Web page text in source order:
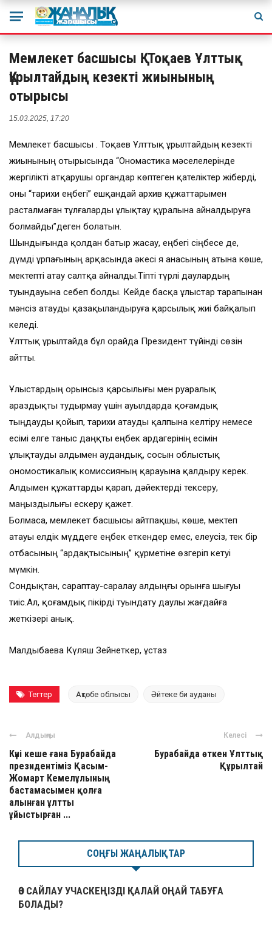
Мемлекет басшысы Қ. Тоқаев Ұлттық
Құрылтайдың кезекті жиынының
отырысы
15.03.2025, 17:20
Мемлекет басшысы Қ. Тоқаев Ұлттық Құрылтайдың кезекті
жиынының отырысында “Ономастика мәселелерінде
жергілікті атқарушы органдар көптеген қателіктер жіберді,
оны “тарихи еңбегі” ешқандай архив құжаттарымен
расталмаған тұлғаларды ұлықтау құралына айналдыруға
болмайды”деген болатын.
Шындығында қолдан батыр жасау, еңбегі сіңбесе де,
дүмді ұрпағының арқасында әкесі я анасының атына көше,
мектепті атау салтқа айналды.Тіпті түрлі даулардың
туындауына себеп болды. Кейде басқа ұлыстар тарапынан
мәнсіз атауды қазақыландыруға қарсылық жиі байқалып
келеді.
Ұлттық Құрылтайда бұл орайда Президент түйінді сөзін
айтты.
Ұлыстардың орынсыз қарсылығы мен руаралық
араздықты тудырмау үшін ауылдарда қоғамдық
тыңдауды қойып, тарихи атауды қалпына келтіру немесе
есімі елге таныс даңқты еңбек ардагерінің есімін
ұлықтауды алдымен аудандық, сосын облыстық
ономостикалық комиссияның қарауына қалдыру керек.
Алдымен құжаттарды қарап, дәйектерді тексеру,
маңыздылығы ескеру қажет.
Болмаса, мемлекет басшысы айтпақшы, көше, мектеп
атауы елдік мүддеге еңбек еткендер емес, елеусіз, тек бір
отбасының “ардақтысының” құрметіне өзгеріп кетуі
мүмкін.
Сондықтан, сараптау-саралау алдыңғы орынға шығуы
тиіс.Ал, қоғамдық пікірді туындату даулы жағдайға
жеткізері анық.
Малдыбаева Күляш Зейнеткер, ұстаз
Тегтер Ақтөбе облысы Әйтеке би ауданы
Алдыңғы
Күні кеше ғана Бурабайда
президентіміз Қасым-
Жомарт Кемелұлының
бастамасымен қолға
алынған ұлтты
ұйыстырған ...
Келесі
Бурабайда өткен Ұлттық
Құрылтай
СОҢҒЫ ЖАҢАЛЫҚТАР
ӨЗ САЙЛАУ УЧАСКЕҢІЗДІ ҚАЛАЙ ОҢАЙ ТАБУҒА
БОЛАДЫ?